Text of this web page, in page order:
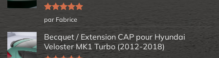
Note5sur
5
par Fabrice
Becquet / Extension CAP pour Hyundai
Veloster MK1 Turbo (2012-2018)